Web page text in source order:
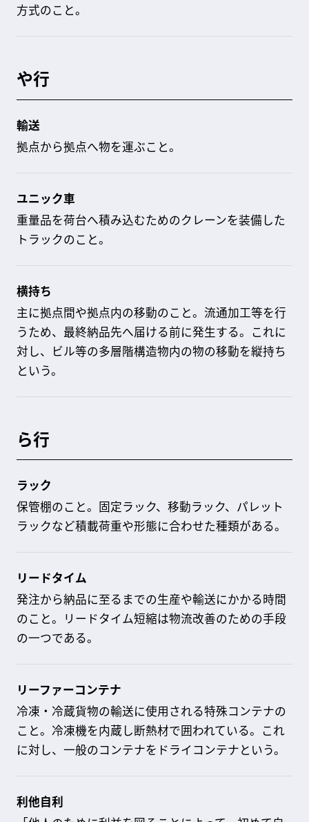
方式のこと。
や行
輸送
拠点から拠点へ物を運ぶこと。
ユニック車
重量品を荷台へ積み込むためのクレーンを装備した
トラックのこと。
横持ち
主に拠点間や拠点内の移動のこと。流通加工等を行
うため、最終納品先へ届ける前に発生する。これに
対し、ビル等の多層階構造物内の物の移動を縦持ち
という。
ら行
ラック
保管棚のこと。固定ラック、移動ラック、パレット
ラックなど積載荷重や形態に合わせた種類がある。
リードタイム
発注から納品に至るまでの生産や輸送にかかる時間
のこと。リードタイム短縮は物流改善のための手段
の一つである。
リーファーコンテナ
冷凍・冷蔵貨物の輸送に使用される特殊コンテナの
こと。冷凍機を内蔵し断熱材で囲われている。これ
に対し、一般のコンテナをドライコンテナという。
利他自利